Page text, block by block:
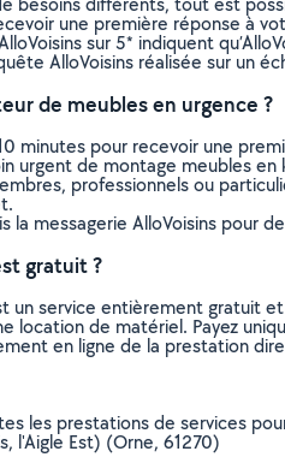
une première réponse à
sur 5* indiquent
AlloVoisins réalisée sur un
de meubles en urgence ?
minutes pour recevoir une
urgent de montage meubles en
professionnels ou
la messagerie AlloVoisins pour
gratuit ?
un service entièrement gratuit
location de matériel. Payez
en ligne de la prestation
les prestations de services
l'Aigle Est) (Orne, 61270)